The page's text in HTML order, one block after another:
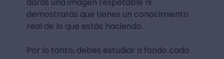
demostrarás que tienes un conocimiento
real de lo que estás haciendo.
Por lo tanto, debes estudiar a fondo cada